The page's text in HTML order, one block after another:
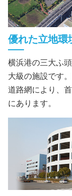
優れた立地環
横浜港の三大ふ
大級の施設です
道路網により、
にあります。